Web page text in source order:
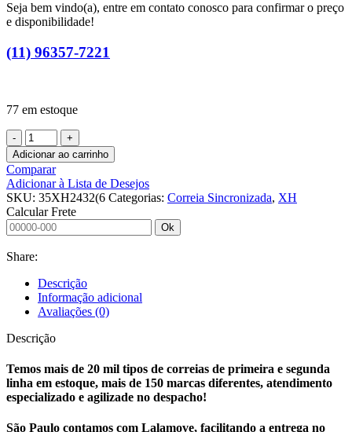
original
era:
atual
Seja bem vindo(a), entre em contato conosco para confirmar o preço
e disponibilidade!
(11) 96357-7221
77 em estoque
CORREIA
SINCRONIZADA
35
XH
2432
(6177,28MM)
FLEX+2MMPU
KEIPER
Adicionar ao carrinho
Comparar
Adicionar à Lista de Desejos
SKU: 35XH2432(6 Categorias: Correia Sincronizada, XH
Calcular Frete
Ok
Share:
Descrição
Informação adicional
Avaliações (0)
Descrição
Temos mais de 20 mil tipos de correias de primeira e segunda
linha em estoque, mais de 150 marcas diferentes, atendimento
especializado e agilizade no despacho!
São Paulo contamos com Lalamove, facilitando a entrega no